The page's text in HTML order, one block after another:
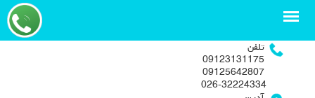
تلفن
09123131175
09125642807